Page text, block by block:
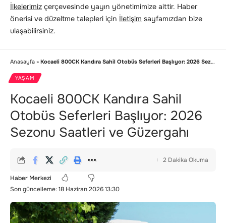
İlkelerimiz çerçevesinde yayın yönetimimize aittir. Haber
önerisi ve düzeltme talepleri için İletişim sayfamızdan bize
ulaşabilirsiniz.
Anasayfa » Kocaeli 800CK Kandıra Sahil Otobüs Seferleri Başlıyor: 2026 Sezonu Saatleri ve Güzergahı
YAŞAM
Kocaeli 800CK Kandıra Sahil
Otobüs Seferleri Başlıyor: 2026
Sezonu Saatleri ve Güzergahı
Son güncelleme: 18 Haziran 2026 13:30
Haber Merkezi
2 Dakika Okuma